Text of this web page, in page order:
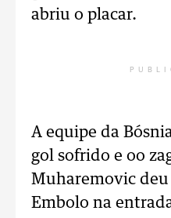
abriu o placar.
A equipe da
gol sofrido e oo
Muharemovic
Embolo na